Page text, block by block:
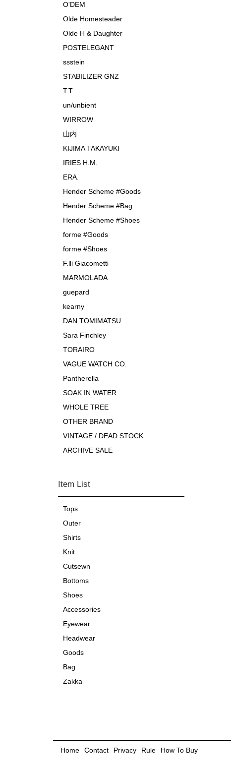
O'DEM
Olde Homesteader
Olde H & Daughter
POSTELEGANT
ssstein
STABILIZER GNZ
T.T
un/unbient
WIRROW
山内
KIJIMA TAKAYUKI
IRIES H.M.
ERA.
Hender Scheme #Goods
Hender Scheme #Bag
Hender Scheme #Shoes
forme #Goods
forme #Shoes
F.lli Giacometti
MARMOLADA
guepard
kearny
DAN TOMIMATSU
Sara Finchley
TORAIRO
VAGUE WATCH CO.
Pantherella
SOAK IN WATER
WHOLE TREE
OTHER BRAND
VINTAGE / DEAD STOCK
ARCHIVE SALE
Item List
Tops
Outer
Shirts
Knit
Cutsewn
Bottoms
Shoes
Accessories
Eyewear
Headwear
Goods
Bag
Zakka
Home Contact Privacy Rule How To Buy